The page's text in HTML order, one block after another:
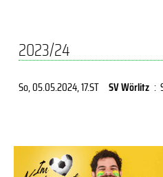
2023/24
So, 05.05.2024, 17.ST SV Wörlitz :